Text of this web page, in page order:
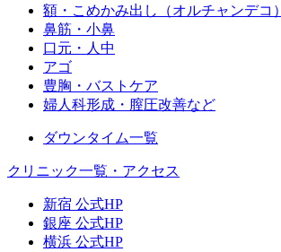
額・こめかみ出し（オルチャンデコ）
鼻筋・小鼻
口元・人中
アゴ
豊胸・バストケア
婦人科形成・膣圧改善など
ダウンタイム一覧
クリニック一覧・アクセス
新宿 公式HP
銀座 公式HP
横浜 公式HP